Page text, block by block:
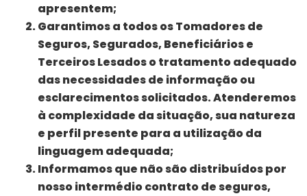
apresentem;
Garantimos a todos os Tomadores de
Seguros, Segurados, Beneficiários e
Terceiros Lesados o tratamento adequado
das necessidades de informação ou
esclarecimentos solicitados. Atenderemos
à complexidade da situação, sua natureza
e perfil presente para a utilização da
linguagem adequada;
Informamos que não são distribuídos por
nosso intermédio contrato de seguros,